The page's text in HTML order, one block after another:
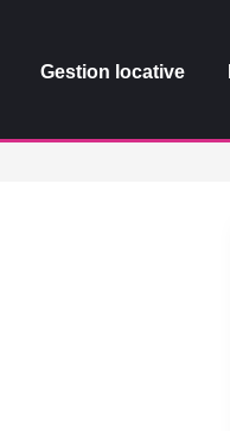
Gestion locative